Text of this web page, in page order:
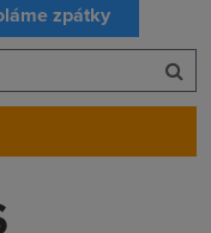
zpátky